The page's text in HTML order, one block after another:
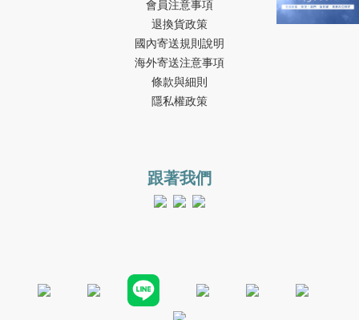
會員注意事項
退換貨政策
國內寄送規則說明
海外寄送注意事項
條款與細則
隱私權政策
跟著我們